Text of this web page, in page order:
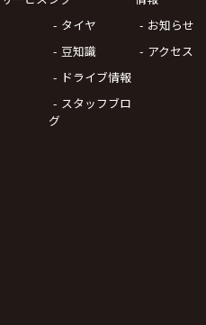
タイヤ
豆知識
ドライブ情報
スタッフブロ
グ
お知らせ
アクセス